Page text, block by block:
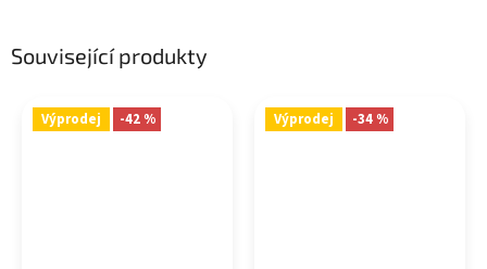
Související produkty
Výprodej -42 % Výprodej -34 %